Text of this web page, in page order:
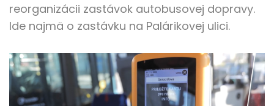
reorganizácii zastávok autobusovej dopravy.
Ide najmä o zastávku na Palárikovej ulici.